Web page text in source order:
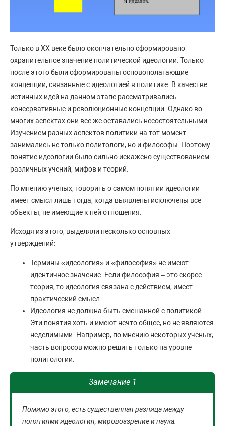
Только в XX веке было окончательно сформировано
охранительное значение политической идеологии. Только
после этого были сформированы основополагающие
концепции, связанные с идеологией в политике. В качестве
истинных идей на данном этапе рассматривались
консервативные и революционные концепции. Однако во
многих аспектах они все же оставались несостоятельными.
Изучением разных аспектов политики на тот момент
занимались не только политологи, но и философы. Поэтому
понятие идеологии было сильно искажено существованием
различных учений, мифов и теорий.
По мнению ученых, говорить о самом понятии идеологии
имеет смысл лишь тогда, когда выявлены исключены все
объекты, не имеющие к ней отношения.
Исходя из этого, выделяли несколько основных
утверждений:
Термины «идеология» и «философия» не имеют
идентичное значение. Если философия – это скорее
теория, то идеология связана с действием, имеет
практический смысл.
Идеология не должна быть смешанной с политикой.
Эти понятия хоть и имеют нечто общее, но не являются
неделимыми. Например, по мнению некоторых ученых,
часть вопросов можно решить только на уровне
политологии.
Замечание 1
Помимо этого, есть существенная разница между
понятиями идеология, мировоззрение и наука.